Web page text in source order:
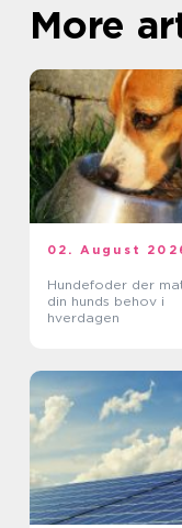
More
02. August
Hundefoder der
din hunds behov i
hverdagen